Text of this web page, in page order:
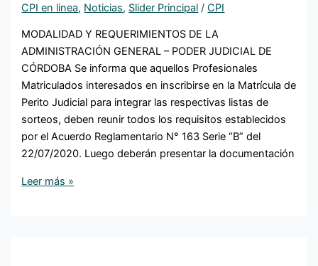
CPI en linea, Noticias, Slider Principal /CPI
MODALIDAD Y REQUERIMIENTOS DE LA
ADMINISTRACIÓN GENERAL – PODER JUDICIAL DE
CÓRDOBA Se informa que aquellos Profesionales
Matriculados interesados en inscribirse en la Matrícula de
Perito Judicial para integrar las respectivas listas de
sorteos, deben reunir todos los requisitos establecidos
por el Acuerdo Reglamentario N° 163 Serie “B” del
22/07/2020. Luego deberán presentar la documentación
Leer más »